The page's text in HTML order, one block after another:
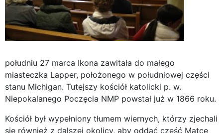
południu 27 marca Ikona zawitała do małego
miasteczka Lapper, położonego w południowej części
stanu Michigan. Tutejszy kościół katolicki p. w.
Niepokalanego Poczęcia NMP powstał już w 1866 roku.
Kościół był wypełniony tłumem wiernych, którzy zjechali
się również z dalszej okolicy, aby oddać cześć Matce